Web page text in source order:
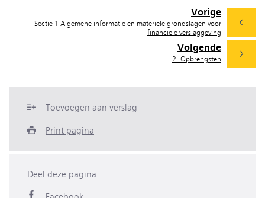
Volgende
2. Opbrengsten
Vorige
Sectie 1 Algemene informatie en materiële grondslagen voor
financiële verslaggeving
Toevoegen aan verslag
Print pagina
Deel deze pagina